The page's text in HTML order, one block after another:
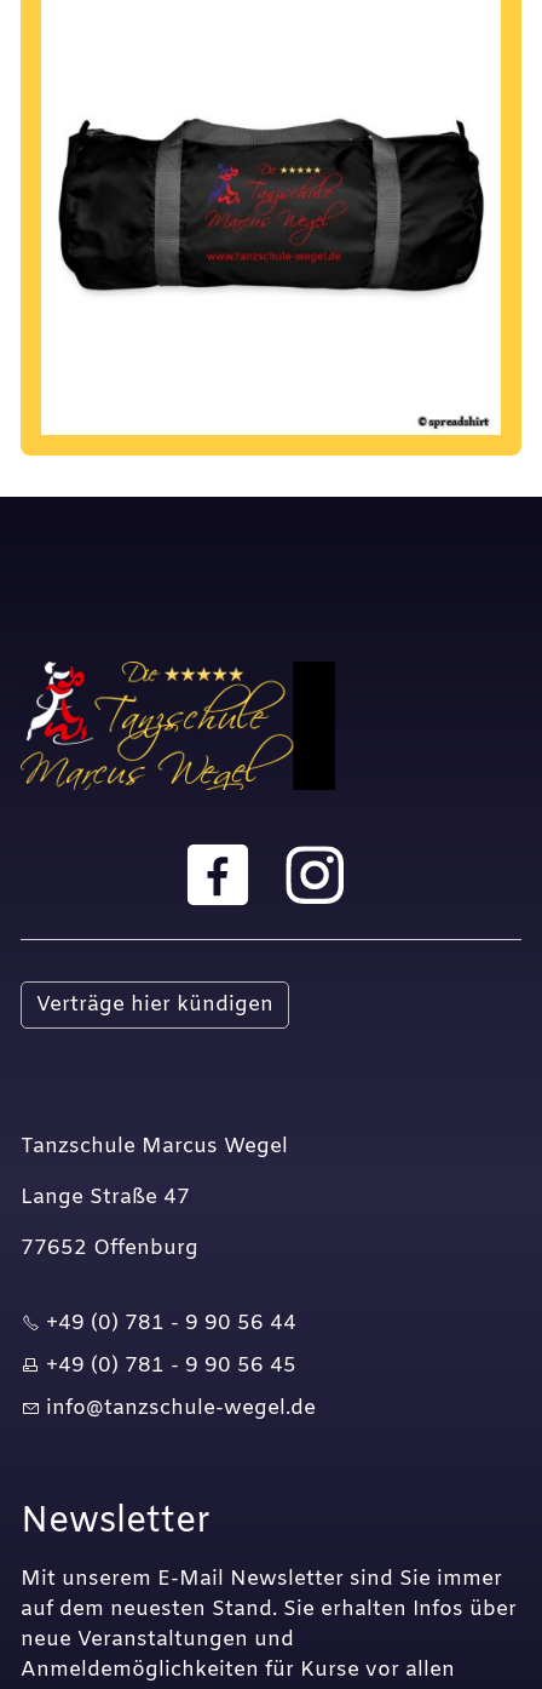
Verträge hier kündigen
Tanzschule Marcus Wegel
Lange Straße 47
77652 Offenburg
+49 (0) 781 - 9 90 56 44
+49 (0) 781 - 9 90 56 45
nf
t nzsch l -w g l d
Newsletter
Mit unserem E-Mail Newsletter sind Sie immer
auf dem neuesten Stand. Sie erhalten Infos über
neue Veranstaltungen und
Anmeldemöglichkeiten für Kurse vor allen